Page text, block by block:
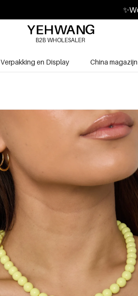
✨
B2B WHOLESALER
Verpakking en Display China magazijn